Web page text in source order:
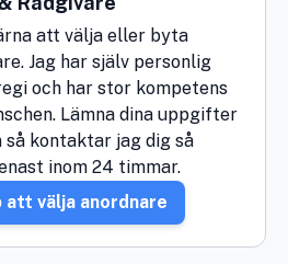
att välja eller byta
Jag har själv personlig
och har stor kompetens
Lämna dina uppgifter
kontaktar jag dig så
inom 24 timmar.
att välja anordnare